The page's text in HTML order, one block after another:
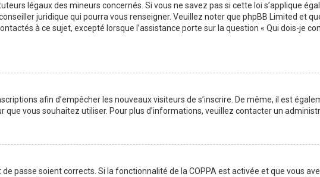
légaux des mineurs concernés. Si vous ne savez pas si cette loi s’applique
juridique qui pourra vous renseigner. Veuillez noter que phpBB Limited et
à ce sujet, excepté lorsque l’assistance porte sur la question « Qui dois-je
afin d’empêcher les nouveaux visiteurs de s’inscrire. De même, il est
que vous souhaitez utiliser. Pour plus d’informations, veuillez contacter un
passe soient corrects. Si la fonctionnalité de la COPPA est activée et que vous